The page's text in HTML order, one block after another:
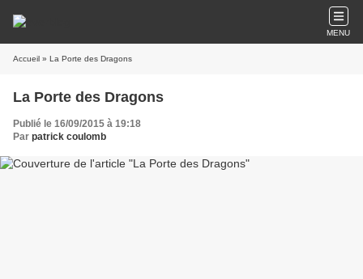
MENU
Accueil » La Porte des Dragons
La Porte des Dragons
Publié le 16/09/2015 à 19:18
Par patrick coulomb